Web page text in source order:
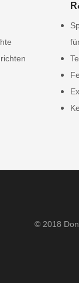
© 2018